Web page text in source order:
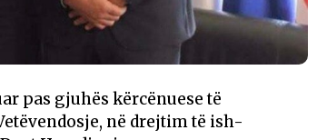
pas gjuhës kërcënuese të
në drejtim të ish-